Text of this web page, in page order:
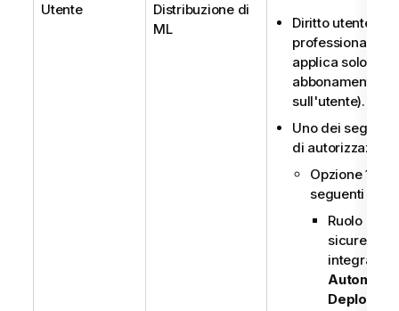
Utente
Distribuzione di
ML
Diritto utente
professionale (si
applica solo agli
abbonamenti
sull'utente).
Uno dei
di autorizzazioni:
Opzione 1 -
seguenti
Ruolo di
sicurezza
integrato
Automl